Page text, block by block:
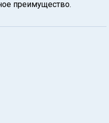
преимущество.